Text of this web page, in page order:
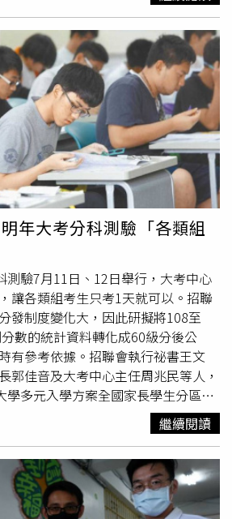
方案較有鑑別度，「舉例來說，若
都屬於60級分；0.1%則為88.5~100
，比較公平。」陳鐵虎坦言，其實算
本的百分制公平，多一分、少一分都
也都希望回歸百分制。陳鐵男說，由
範圍，再加上學校擔心少子化，也都
因此造成分科測驗被壓縮到僅剩3成
一直與教育部溝通，希望不要再減少
這對目標鎖定在頂大的孩子、或是家
二次翻身的機會。「對於頂尖的孩
想，或許分科測驗還有一搏的機會；
中經濟不寬裕的孩子，學測可能申請
科測驗考上國立大學，就能省下大筆
素養題型，也將在學測首次曝光，
／報系資料庫）另外，由於新課綱著
題過去從未在大考登場過，因此完全
以也讓許多家長、學生十分忐忑不
也很期待到底會出怎麼樣的題目，大
會非常長，尤其國文還有作文，真不
陳鐵虎說，從12年國教到如今的108
左右的時間，許多家長最大的期盼就
」，否則家長、孩子們都無所適從。
孩子，他們則無奈地回答「反正都是
們照做就是了。」全國家長會長聯盟
需要循序漸進，但往往牽涉到政治等
，因此容易衍生出許多爭議，這次學
以來的首次檢視，「到底有哪些問
年大考分科測驗「各類組
測驗7月11日、12日舉行，大考中心
讓各類組考生只考1天就可以。招聯
發制度變化大，因此研擬將108至
數的統計資料轉化成60級分後公
有參考依據。招聯會執行祕書王文
郭佳音及大考中心主任周兆民等人，
學多元入學方案全國家長學生分區說
頻道，向各界說明明年起實施的新
3天考10科，明年改為分科測
，第1天考物理、化學、數甲及生物
地理及公民等3科。原本指考科目國
科，在分科測驗中不考。大考中心主
科測驗，理工醫農類考生考第1天、
繼續閱讀